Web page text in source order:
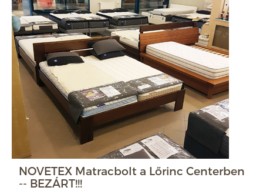
NOVETEX Matracbolt a Lőrinc Centerben
-- BEZÁRT!!!